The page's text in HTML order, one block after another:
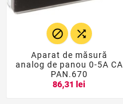
 
Aparat de măsură
analog de panou 0-5A CA
PAN.670
86,31 lei